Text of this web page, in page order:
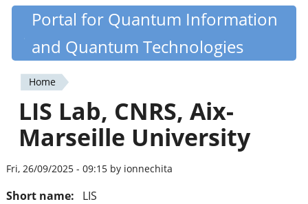
Skip
content
Quantiki
Portal for Quantum Information
and Quantum Technologies
You
are
here
Home
LIS Lab, CNRS, Aix-
Marseille University
Fri, 26/09/2025 - 09:15 by ionnechita
Short name:
LIS